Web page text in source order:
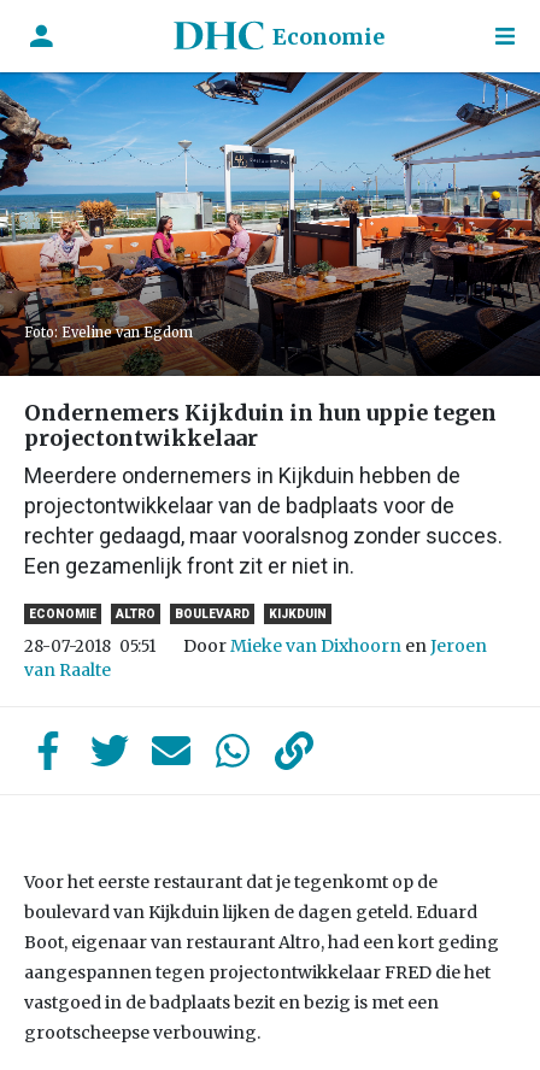
Economie
Foto: Eveline van Egdom
Ondernemers Kijkduin in hun uppie tegen
projectontwikkelaar
Meerdere ondernemers in Kijkduin hebben de
projectontwikkelaar van de badplaats voor de
rechter gedaagd, maar vooralsnog zonder succes.
Een gezamenlijk front zit er niet in.
ECONOMIE ALTRO BOULEVARD KIJKDUIN
28-07-2018 05:51 DoorMieke van Dixhoorn enJeroen
van Raalte
Voor het eerste restaurant dat je tegenkomt op de
boulevard van Kijkduin lijken de dagen geteld. Eduard
Boot, eigenaar van restaurant Altro, had een kort geding
aangespannen tegen projectontwikkelaar FRED die het
vastgoed in de badplaats bezit en bezig is met een
grootscheepse verbouwing.